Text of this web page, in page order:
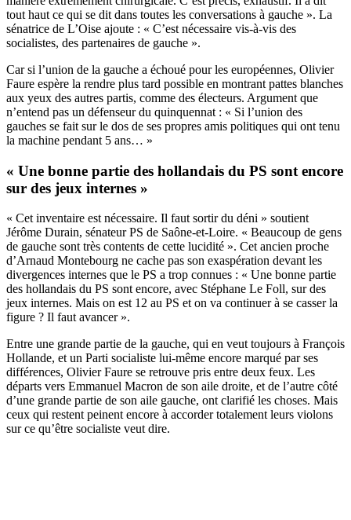
tout haut ce qui se dit dans toutes les conversations à gauche ». La
sénatrice de L’Oise ajoute : « C’est nécessaire vis-à-vis des
socialistes, des partenaires de gauche ».
Car si l’union de la gauche a échoué pour les européennes, Olivier
Faure espère la rendre plus tard possible en montrant pattes blanches
aux yeux des autres partis, comme des électeurs. Argument que
n’entend pas un défenseur du quinquennat : « Si l’union des
gauches se fait sur le dos de ses propres amis politiques qui ont tenu
la machine pendant 5 ans… »
« Une bonne partie des hollandais du PS sont encore
sur des jeux internes »
« Cet inventaire est nécessaire. Il faut sortir du déni » soutient
Jérôme Durain, sénateur PS de Saône-et-Loire. « Beaucoup de gens
de gauche sont très contents de cette lucidité ». Cet ancien proche
d’Arnaud Montebourg ne cache pas son exaspération devant les
divergences internes que le PS a trop connues : « Une bonne partie
des hollandais du PS sont encore, avec Stéphane Le Foll, sur des
jeux internes. Mais on est 12 au PS et on va continuer à se casser la
figure ? Il faut avancer ».
Entre une grande partie de la gauche, qui en veut toujours à François
Hollande, et un Parti socialiste lui-même encore marqué par ses
différences, Olivier Faure se retrouve pris entre deux feux. Les
départs vers Emmanuel Macron de son aile droite, et de l’autre côté
d’une grande partie de son aile gauche, ont clarifié les choses. Mais
ceux qui restent peinent encore à accorder totalement leurs violons
sur ce qu’être socialiste veut dire.